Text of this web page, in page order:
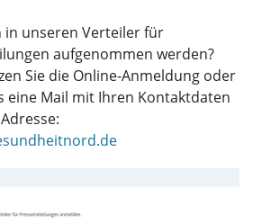
in unseren Verteiler für
aufgenommen werden?
Sie die Online-Anmeldung oder
eine Mail mit Ihren Kontaktdaten